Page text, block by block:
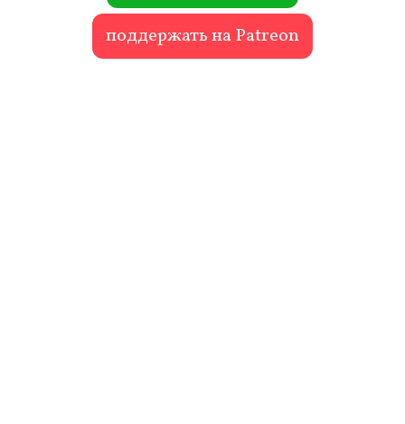
поддержать на Patreon